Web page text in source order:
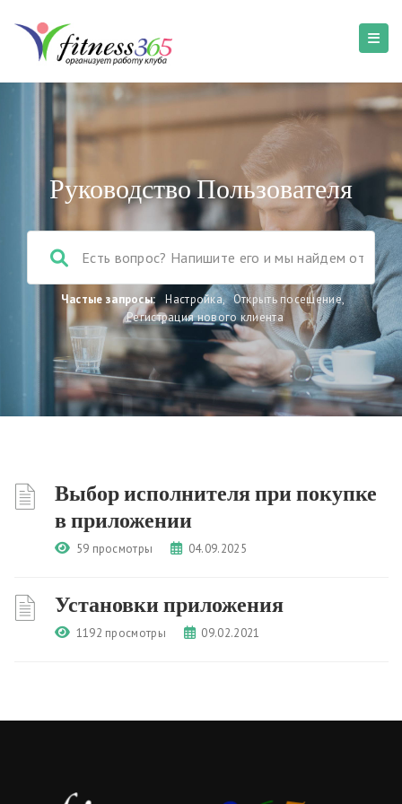
Руководство Пользователя
Частые запросы: Настройка, Открыть посещение,
Регистрация нового клиента
Выбор исполнителя при покупке
в приложении
59 просмотры 04.09.2025
Установки приложения
1192 просмотры 09.02.2021